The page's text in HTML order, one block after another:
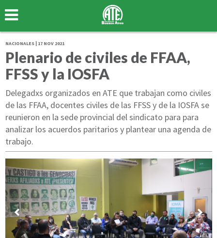
NACIONALES | 17 NOV 2021
Plenario de civiles de FFAA,
FFSS y la IOSFA
Delegadxs organizados en ATE que trabajan como civiles
de las FFAA, docentes civiles de las FFSS y de la IOSFA se
reunieron en la sede provincial del sindicato para para
analizar los acuerdos paritarios y plantear una agenda de
trabajo.